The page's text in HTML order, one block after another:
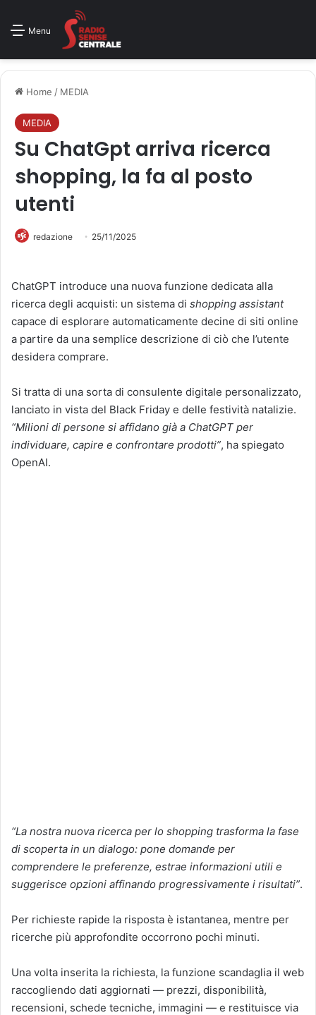
Menu
Home / MEDIA
MEDIA
Su ChatGpt arriva ricerca
shopping, la fa al posto
utenti
redazione 25/11/2025
ChatGPT introduce una nuova funzione dedicata alla
ricerca degli acquisti: un sistema di shopping assistant
capace di esplorare automaticamente decine di siti online
a partire da una semplice descrizione di ciò che l’utente
desidera comprare.
Si tratta di una sorta di consulente digitale personalizzato,
lanciato in vista del Black Friday e delle festività natalizie.
“Milioni di persone si affidano già a ChatGPT per
individuare, capire e confrontare prodotti”, ha spiegato
OpenAI.
“La nostra nuova ricerca per lo shopping trasforma la fase
di scoperta in un dialogo: pone domande per
comprendere le preferenze, estrae informazioni utili e
suggerisce opzioni affinando progressivamente i risultati”.
Per richieste rapide la risposta è istantanea, mentre per
ricerche più approfondite occorrono pochi minuti.
Una volta inserita la richiesta, la funzione scandaglia il web
raccogliendo dati aggiornati — prezzi, disponibilità,
recensioni, schede tecniche, immagini — e restituisce via